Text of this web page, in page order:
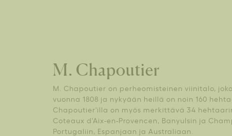
M. Chapoutier
M. Chapoutier on perheomisteinen viinitalo,
vuonna 1808 ja nykyään heillä on noin 160
Chapoutier'illa on myös merkittävä 34
Coteaux d'Aix-en-Provencen, Banyulsin ja
Portugaliin, Espanjaan ja Australiaan.